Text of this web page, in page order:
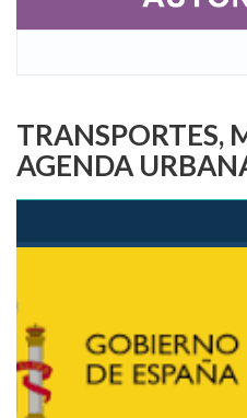
TRANSPORTES,
AGENDA